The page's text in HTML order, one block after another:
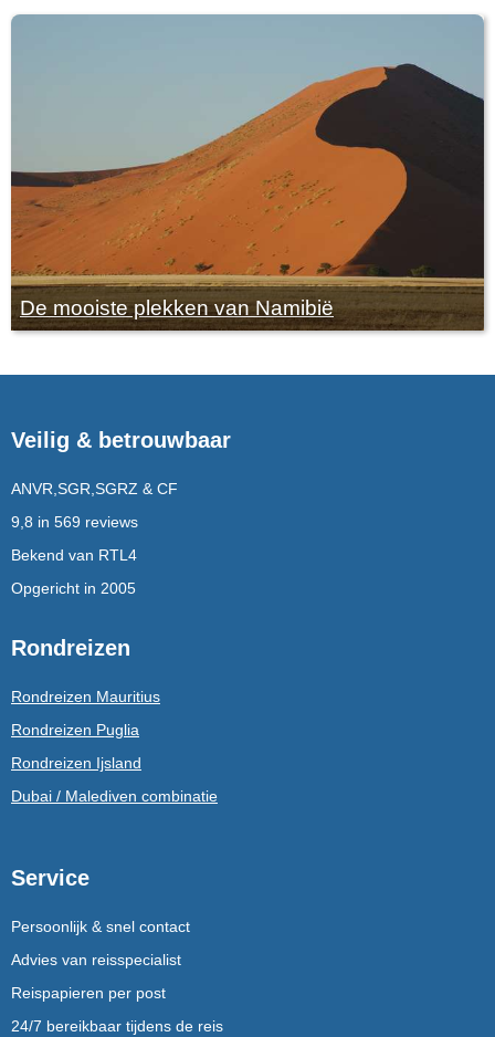
De mooiste plekken van Namibië
Veilig & betrouwbaar
ANVR,SGR,SGRZ & CF
9,8 in 569 reviews
Bekend van RTL4
Opgericht in 2005
Rondreizen
Rondreizen Mauritius
Rondreizen Puglia
Rondreizen Ijsland
Dubai / Malediven combinatie
Service
Persoonlijk & snel contact
Advies van reisspecialist
Reispapieren per post
24/7 bereikbaar tijdens de reis